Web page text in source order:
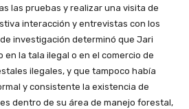
las pruebas y realizar una visita de
interacción y entrevistas con los
investigación determinó que Jari
la tala ilegal o en el comercio de
ilegales, y que tampoco había
y consistente la existencia de
dentro de su área de manejo forestal,